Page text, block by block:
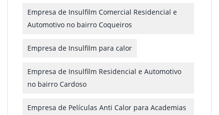
Empresa de Insulfilm Comercial Residencial e
Automotivo no bairro Coqueiros
Empresa de Insulfilm para calor
Empresa de Insulfilm Residencial e Automotivo
no bairro Cardoso
Empresa de Películas Anti Calor para Academias